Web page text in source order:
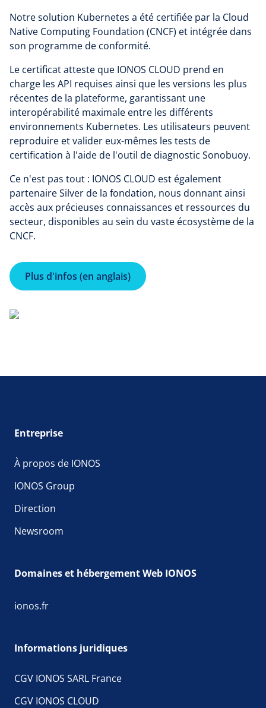
l'environnement IONOS CLOUD et permet d'avoir à
tout moment une vue d'ensemble des clusters
Managed Kubernetes existants, à la fois
visuellement dans le DCD et via un large nombre
d'appels d'API.
De nouvelles fonctions intéressantes sont
constamment mises en place. Désormais, les
utilisateurs peuvent :
sélectionner directement dans le Data Center
Designer (DCD) les versions de Kubernetes et
les rendre utilisables pour les clusters,
utiliser un bouton de mise à jour pour installer
la dernière version de Kubernetes,
définir une période préférentielle pour réaliser
les mises à jour des versions de patchs (sauf
pour les mises à jour de sécurité urgentes qui
effectuer tous les réglages mentionnés soit par
cluster, soit par pool de nœuds,
remplacer les nœuds qui ne fonctionnent pas
Trafic : à partir de 0,03 € par Go de transfert de
données sortant (HT)
un système de gestion des conteneurs stable
et fiable,
plus de flexibilité et d'agilité pour un
services et correctifs,
une évolutivité flexible et des réglages faciles en
temps réel,
une économie en ressources car cela nécessite
moins de personnel spécialisé,
plus d'efficacité et moins d'efforts, car il n'y a
propriétaires qui demandent beaucoup de
travail,
un processus de suivi constant pour rendre
Kubernetes encore plus efficace,
partir de notre Data Center Designer (DCD) où
ils sont affichés de manière claire,
Notre solution Kubernetes a été certifiée par la Cloud
Native Computing Foundation (CNCF) et intégrée dans
son programme de conformité.
Le certificat atteste que IONOS CLOUD prend en
charge les API requises ainsi que les versions les plus
récentes de la plateforme, garantissant une
interopérabilité maximale entre les différents
environnements Kubernetes. Les utilisateurs peuvent
reproduire et valider eux-mêmes les tests de
certification à l'aide de l'outil de diagnostic Sonobuoy.
Ce n'est pas tout : IONOS CLOUD est également
partenaire Silver de la fondation, nous donnant ainsi
accès aux précieuses connaissances et ressources du
secteur, disponibles au sein du vaste écosystème de la
CNCF.
Plus d'infos (en anglais)
Entreprise
À propos de IONOS
IONOS Group
Direction
Newsroom
Domaines et hébergement Web IONOS
ionos.fr
Informations juridiques
CGV IONOS SARL France
CGV IONOS CLOUD